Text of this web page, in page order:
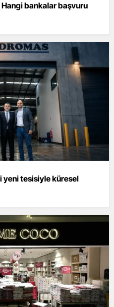
Hangi bankalar başvuru
tesisiyle küresel